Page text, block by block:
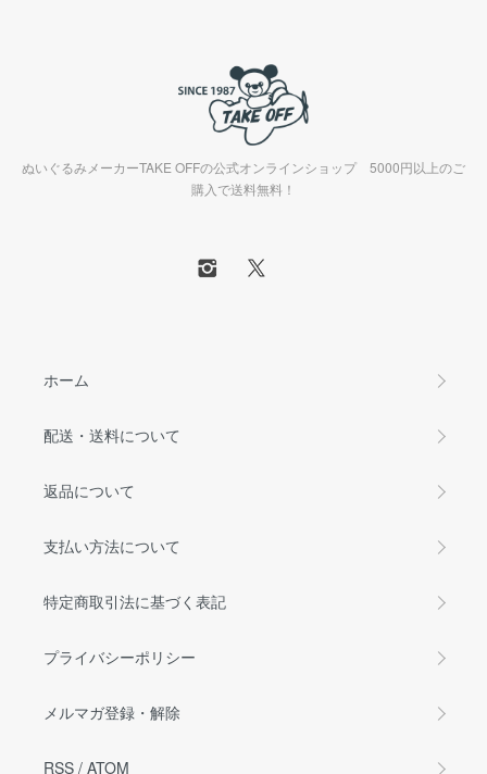
ぬいぐるみメーカーTAKE OFFの公式オンラインショップ 5000円以上のご
購入で送料無料！
ホーム
配送・送料について
返品について
支払い方法について
特定商取引法に基づく表記
プライバシーポリシー
メルマガ登録・解除
RSS / ATOM